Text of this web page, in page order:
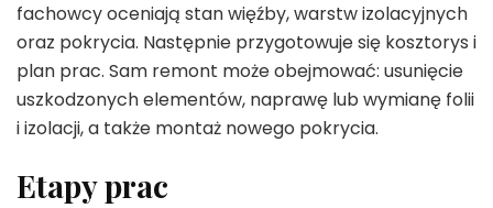
fachowcy oceniają stan więźby, warstw izolacyjnych
oraz pokrycia. Następnie przygotowuje się kosztorys i
plan prac. Sam remont może obejmować: usunięcie
uszkodzonych elementów, naprawę lub wymianę folii
i izolacji, a także montaż nowego pokrycia.
Etapy prac